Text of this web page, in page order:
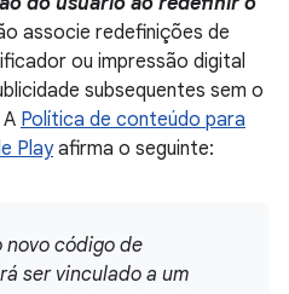
associe redefinições de
ou impressão digital
subsequentes sem o
Política de conteúdo para
Playafirma o seguinte:
novo código de
ser vinculado a um